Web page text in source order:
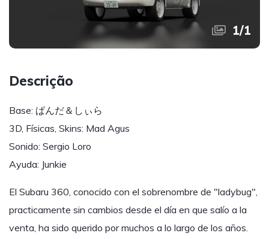
1/1
Descrição
Base: ぱんだ＆しぃら
3D, Físicas, Skins: Mad Agus
Sonido: Sergio Loro
Ayuda: Junkie
El Subaru 360, conocido con el sobrenombre de "ladybug",
practicamente sin cambios desde el día en que salío a la
venta, ha sido querido por muchos a lo largo de los años.